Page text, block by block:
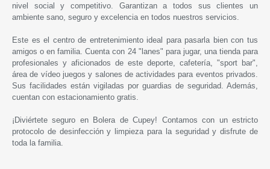
nivel social y competitivo. Garantizan a todos sus clientes un
ambiente sano, seguro y excelencia en todos nuestros servicios.
Este es el centro de entretenimiento ideal para pasarla bien con tus
amigos o en familia. Cuenta con 24 "lanes" para jugar, una tienda para
profesionales y aficionados de este deporte, cafetería, "sport bar",
área de vídeo juegos y salones de actividades para eventos privados.
Sus facilidades están vigiladas por guardias de seguridad. Además,
cuentan con estacionamiento gratis.
¡Diviértete seguro en Bolera de Cupey! Contamos con un estricto
protocolo de desinfección y limpieza para la seguridad y disfrute de
toda la familia.